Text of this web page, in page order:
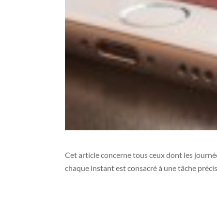
Cet article concerne tous ceux dont les
chaque instant est consacré à une tâche